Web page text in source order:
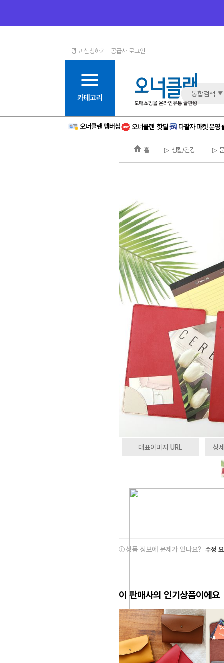
1등급
6등급
11등급
12등급
15등급
16등급
광고 신청하기 공급사 로그인
통합검색
홈 ▷ 생활/건강 ▷
대표이미지 URL 상
상품 정보에 문제가 있나요? 수정
이 판매사의 인기상품이에요